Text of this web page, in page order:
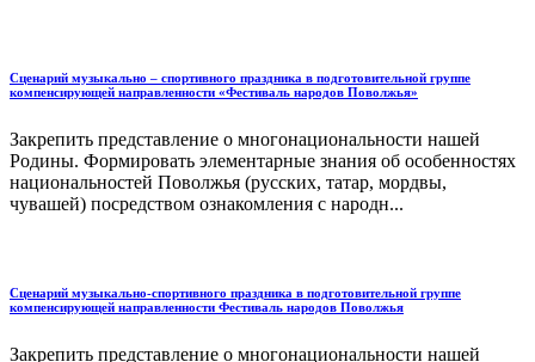
Сценарий музыкально – спортивного праздника в подготовительной группе
компенсирующей направленности «Фестиваль народов Поволжья»
Закрепить представление о многонациональности нашей
Родины. Формировать элементарные знания об особенностях
национальностей Поволжья (русских, татар, мордвы,
чувашей) посредством ознакомления с народн...
Сценарий музыкально-спортивного праздника в подготовительной группе
компенсирующей направленности Фестиваль народов Поволжья
Закрепить представление о многонациональности нашей